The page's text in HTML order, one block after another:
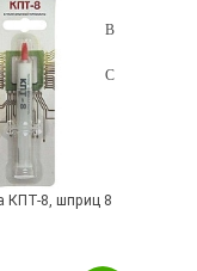
КПТ-8, шприц 8